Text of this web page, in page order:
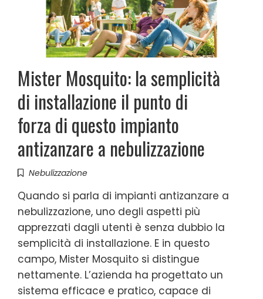
Mister Mosquito: la semplicità
di installazione il punto di
forza di questo impianto
antizanzare a nebulizzazione
Nebulizzazione
Quando si parla di impianti antizanzare a
nebulizzazione, uno degli aspetti più
apprezzati dagli utenti è senza dubbio la
semplicità di installazione. E in questo
campo, Mister Mosquito si distingue
nettamente. L’azienda ha progettato un
sistema efficace e pratico, capace di